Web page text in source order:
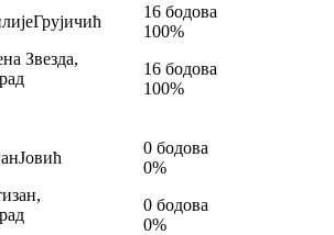
Грујичић
Звезда,
16 бодова
100%
16 бодова
100%
Јовић
,
0 бодова
0%
0 бодова
0%